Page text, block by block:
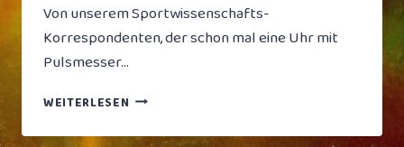
Von unserem Sportwissenschafts-
Korrespondenten, der schon mal eine Uhr mit
Pulsmesser…
WEITERLESEN TRAININGPEAKS
AUSDAUERSPORT: